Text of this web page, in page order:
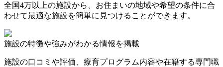
全国4万以上の施設から、お住まいの地域や希望の条件に合
わせて最適な施設を簡単に見つけることができます。
施設の特徴や強みがわかる情報を掲載
施設の口コミや評価、療育プログラム内容や在籍する専門職